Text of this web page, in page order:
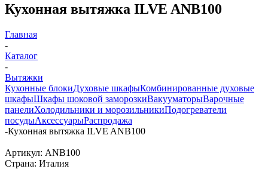
Кухонная вытяжка ILVE ANB100
Главная
-
Каталог
-
Вытяжки
Кухонные блокиДуховые шкафыКомбинированные духовые
шкафыШкафы шоковой заморозкиВакууматорыВарочные
панелиХолодильники и морозильникиПодогреватели
посудыАксессуарыРаспродажа
-Кухонная вытяжка ILVE ANB100
Артикул: ANB100
Страна: Италия